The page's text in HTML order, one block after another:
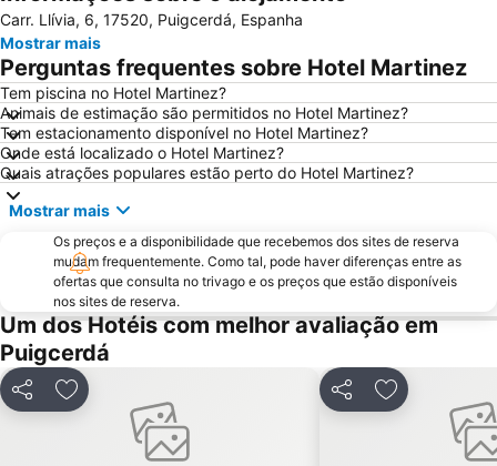
Masella
Vall de Canillo
Cremallera de Núria
Parc Natural de la Vall de Sorteny
Andorra Romànica -centre d'interpretació
Catedral de la Seu d´Urgell
Puigcerdà
Vall de Núria
Parque Natural de Cadí-Moixeró
Ax 3 Domaines
La Plaça de Catalunya
Carr. Llívia, 6, 17520, Puigcerdá, Espanha
Mostrar mais
Perguntas frequentes sobre Hotel Martinez
Tem piscina no Hotel Martinez?
Animais de estimação são permitidos no Hotel Martinez?
Tem estacionamento disponível no Hotel Martinez?
Onde está localizado o Hotel Martinez?
Quais atrações populares estão perto do Hotel Martinez?
Mostrar mais
Os preços e a disponibilidade que recebemos dos sites de reserva
mudam frequentemente. Como tal, pode haver diferenças entre as
ofertas que consulta no trivago e os preços que estão disponíveis
nos sites de reserva.
Um dos Hotéis com melhor avaliação em
Puigcerdá
PartilharAdicionar aos favoritos PartilharAdicionar